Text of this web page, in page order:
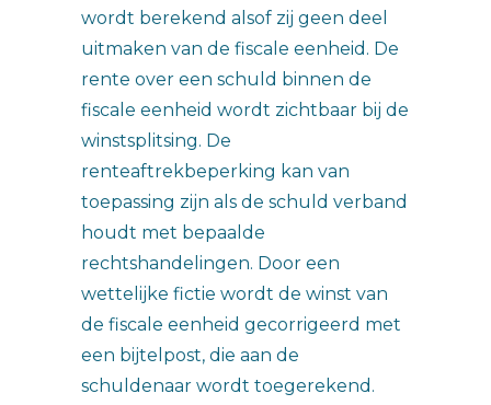
wordt berekend alsof zij geen deel
uitmaken van de fiscale eenheid. De
rente over een schuld binnen de
fiscale eenheid wordt zichtbaar bij de
winstsplitsing. De
renteaftrekbeperking kan van
toepassing zijn als de schuld verband
houdt met bepaalde
rechtshandelingen. Door een
wettelijke fictie wordt de winst van
de fiscale eenheid gecorrigeerd met
een bijtelpost, die aan de
schuldenaar wordt toegerekend.